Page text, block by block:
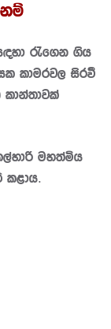
රැගෙන ගිය
කාමරවල සිරවී
මහත්මිය
කළාය.